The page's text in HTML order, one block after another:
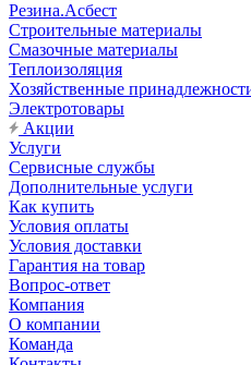
Резина.Асбест
Строительные материалы
Смазочные материалы
Теплоизоляция
Хозяйственные
Электротовары
Акции
Услуги
Сервисные службы
Дополнительные услуги
Как купить
Условия оплаты
Условия доставки
Гарантия на товар
Вопрос-ответ
Компания
О компании
Команда